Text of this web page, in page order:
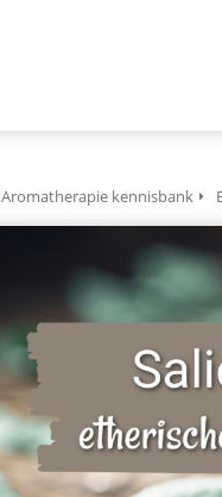
Aromatherapie kennisbank